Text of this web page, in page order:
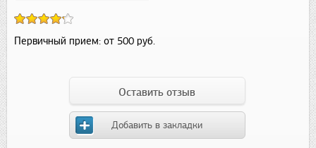
Первичный прием: от 500 руб.
Оставить отзыв
Добавить в закладки